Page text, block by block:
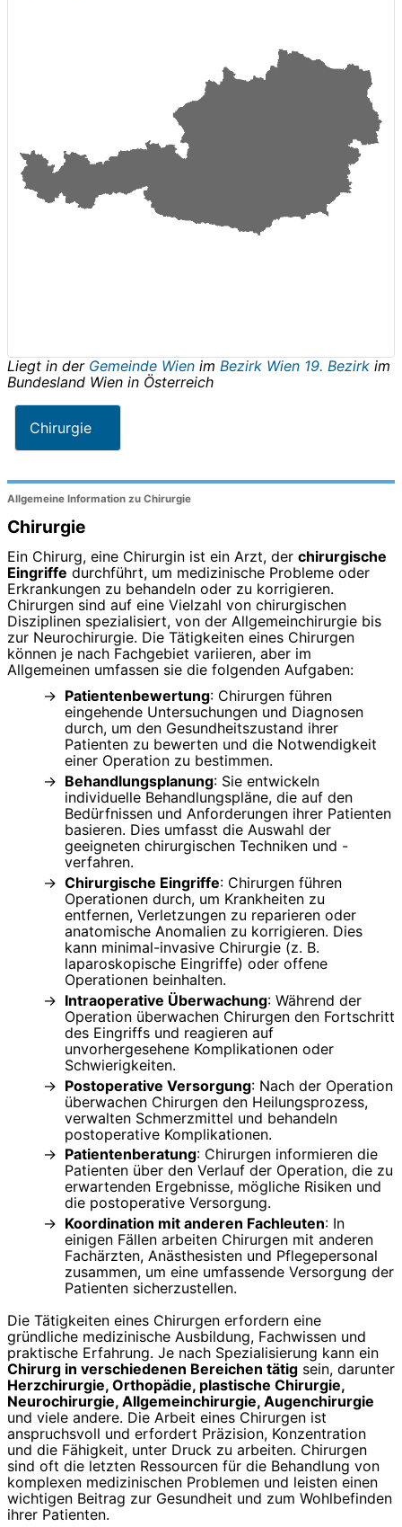
Liegt in der Gemeinde Wien im Bezirk Wien 19. Bezirk im
Bundesland Wien in Österreich
Chirurgie
Allgemeine Information zu Chirurgie
Chirurgie
Ein Chirurg, eine Chirurgin ist ein Arzt, der chirurgische
Eingriffe durchführt, um medizinische Probleme oder
Erkrankungen zu behandeln oder zu korrigieren.
Chirurgen sind auf eine Vielzahl von chirurgischen
Disziplinen spezialisiert, von der Allgemeinchirurgie bis
zur Neurochirurgie. Die Tätigkeiten eines Chirurgen
können je nach Fachgebiet variieren, aber im
Allgemeinen umfassen sie die folgenden Aufgaben:
Patientenbewertung: Chirurgen führen
eingehende Untersuchungen und Diagnosen
durch, um den Gesundheitszustand ihrer
Patienten zu bewerten und die Notwendigkeit
einer Operation zu bestimmen.
Behandlungsplanung: Sie entwickeln
individuelle Behandlungspläne, die auf den
Bedürfnissen und Anforderungen ihrer Patienten
basieren. Dies umfasst die Auswahl der
geeigneten chirurgischen Techniken und -
verfahren.
Chirurgische Eingriffe: Chirurgen führen
Operationen durch, um Krankheiten zu
entfernen, Verletzungen zu reparieren oder
anatomische Anomalien zu korrigieren. Dies
kann minimal-invasive Chirurgie (z. B.
laparoskopische Eingriffe) oder offene
Operationen beinhalten.
Intraoperative Überwachung: Während der
Operation überwachen Chirurgen den Fortschritt
des Eingriffs und reagieren auf
unvorhergesehene Komplikationen oder
Schwierigkeiten.
Postoperative Versorgung: Nach der Operation
überwachen Chirurgen den Heilungsprozess,
verwalten Schmerzmittel und behandeln
postoperative Komplikationen.
Patientenberatung: Chirurgen informieren die
Patienten über den Verlauf der Operation, die zu
erwartenden Ergebnisse, mögliche Risiken und
die postoperative Versorgung.
Koordination mit anderen Fachleuten: In
einigen Fällen arbeiten Chirurgen mit anderen
Fachärzten, Anästhesisten und Pflegepersonal
zusammen, um eine umfassende Versorgung der
Patienten sicherzustellen.
Die Tätigkeiten eines Chirurgen erfordern eine
gründliche medizinische Ausbildung, Fachwissen und
praktische Erfahrung. Je nach Spezialisierung kann ein
Chirurg in verschiedenen Bereichen tätig sein, darunter
Herzchirurgie, Orthopädie, plastische Chirurgie,
Neurochirurgie, Allgemeinchirurgie, Augenchirurgie
und viele andere. Die Arbeit eines Chirurgen ist
anspruchsvoll und erfordert Präzision, Konzentration
und die Fähigkeit, unter Druck zu arbeiten. Chirurgen
sind oft die letzten Ressourcen für die Behandlung von
komplexen medizinischen Problemen und leisten einen
wichtigen Beitrag zur Gesundheit und zum Wohlbefinden
ihrer Patienten.